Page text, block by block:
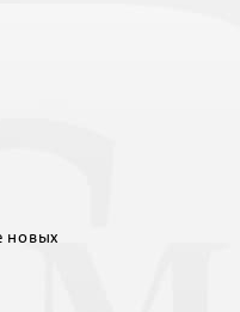
новых